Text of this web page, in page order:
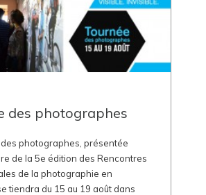
des photographes
des photographes, présentée
de la 5e édition des Rencontres
de la photographie en
tiendra du 15 au 19 août dans